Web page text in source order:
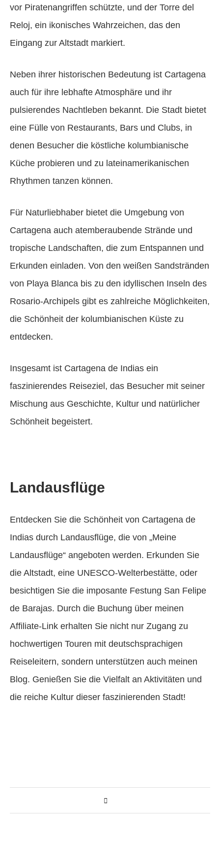
vor Piratenangriffen schützte, und der Torre del
Reloj, ein ikonisches Wahrzeichen, das den
Eingang zur Altstadt markiert.
Neben ihrer historischen Bedeutung ist Cartagena
auch für ihre lebhafte Atmosphäre und ihr
pulsierendes Nachtleben bekannt. Die Stadt bietet
eine Fülle von Restaurants, Bars und Clubs, in
denen Besucher die köstliche kolumbianische
Küche probieren und zu lateinamerikanischen
Rhythmen tanzen können.
Für Naturliebhaber bietet die Umgebung von
Cartagena auch atemberaubende Strände und
tropische Landschaften, die zum Entspannen und
Erkunden einladen. Von den weißen Sandstränden
von Playa Blanca bis zu den idyllischen Inseln des
Rosario-Archipels gibt es zahlreiche Möglichkeiten,
die Schönheit der kolumbianischen Küste zu
entdecken.
Insgesamt ist Cartagena de Indias ein
faszinierendes Reiseziel, das Besucher mit seiner
Mischung aus Geschichte, Kultur und natürlicher
Schönheit begeistert.
Landausflüge
Entdecken Sie die Schönheit von Cartagena de
Indias durch Landausflüge, die von „Meine
Landausflüge“ angeboten werden. Erkunden Sie
die Altstadt, eine UNESCO-Welterbestätte, oder
besichtigen Sie die imposante Festung San Felipe
de Barajas. Durch die Buchung über meinen
Affiliate-Link erhalten Sie nicht nur Zugang zu
hochwertigen Touren mit deutschsprachigen
Reiseleitern, sondern unterstützen auch meinen
Blog. Genießen Sie die Vielfalt an Aktivitäten und
die reiche Kultur dieser faszinierenden Stadt!